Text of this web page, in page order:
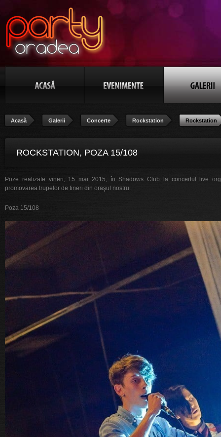
Acasă Galerii Concerte Rockstation Rockstation
ROCKSTATION, POZA 15/108
Poze realizate vineri, 15 mai 2015, în Shadows Club la concertul live
promovarea trupelor de tineri din oraşul nostru.
Poza 15/108